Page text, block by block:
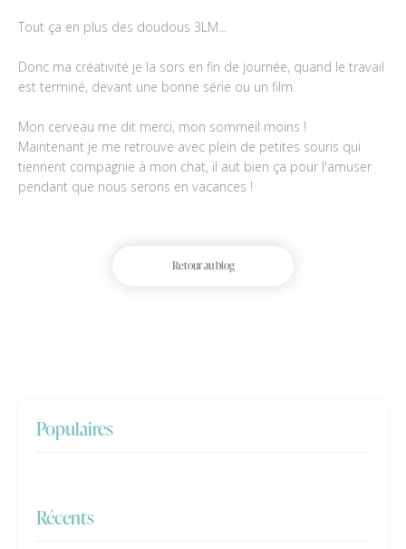
Tout ça en plus des doudous 3LM...
Donc ma créativité je la sors en fin de journée, quand le travail
est terminé, devant une bonne série ou un film.
Mon cerveau me dit merci, mon sommeil moins !
Maintenant je me retrouve avec plein de petites souris qui
tiennent compagnie à mon chat, il aut bien ça pour l'amuser
pendant que nous serons en vacances !
Retour au blog
Populaires
Récents